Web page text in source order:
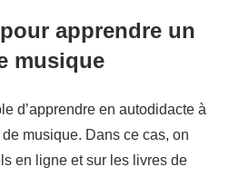
apprendre un
musique
d’apprendre en autodidacte à
musique. Dans ce cas, on
en ligne et sur les livres de